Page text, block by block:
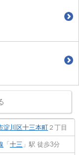
淀川区十三本町 ２丁目
「 十三 」駅 徒歩3分